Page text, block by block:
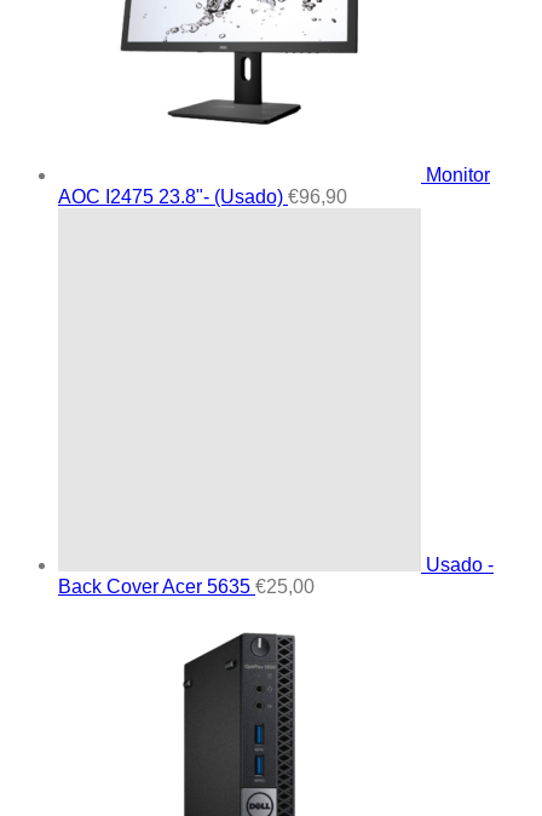
Monitor
AOC I2475 23.8"- (Usado) €96,90
Usado -
Back Cover Acer 5635 €25,00